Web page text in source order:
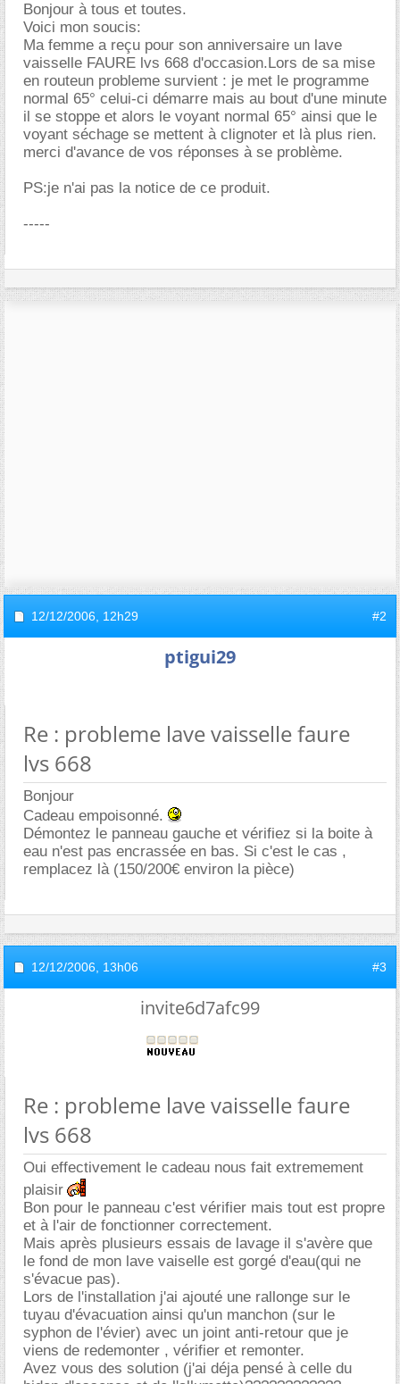
Bonjour à tous et toutes.
Voici mon soucis:
Ma femme a reçu pour son anniversaire un lave
vaisselle FAURE lvs 668 d'occasion.Lors de sa mise
en routeun probleme survient : je met le programme
normal 65° celui-ci démarre mais au bout d'une minute
il se stoppe et alors le voyant normal 65° ainsi que le
voyant séchage se mettent à clignoter et là plus rien.
merci d'avance de vos réponses à se problème.
PS:je n'ai pas la notice de ce produit.
-----
12/12/2006, 12h29 #2
ptigui29
Re : probleme lave vaisselle faure
lvs 668
Bonjour
Cadeau empoisonné.
Démontez le panneau gauche et vérifiez si la boite à
eau n'est pas encrassée en bas. Si c'est le cas ,
remplacez là (150/200€ environ la pièce)
12/12/2006, 13h06 #3
invite6d7afc99
Re : probleme lave vaisselle faure
lvs 668
Oui effectivement le cadeau nous fait extremement
plaisir
Bon pour le panneau c'est vérifier mais tout est propre
et à l'air de fonctionner correctement.
Mais après plusieurs essais de lavage il s'avère que
le fond de mon lave vaiselle est gorgé d'eau(qui ne
s'évacue pas).
Lors de l'installation j'ai ajouté une rallonge sur le
tuyau d'évacuation ainsi qu'un manchon (sur le
syphon de l'évier) avec un joint anti-retour que je
viens de redemonter , vérifier et remonter.
Avez vous des solution (j'ai déja pensé à celle du